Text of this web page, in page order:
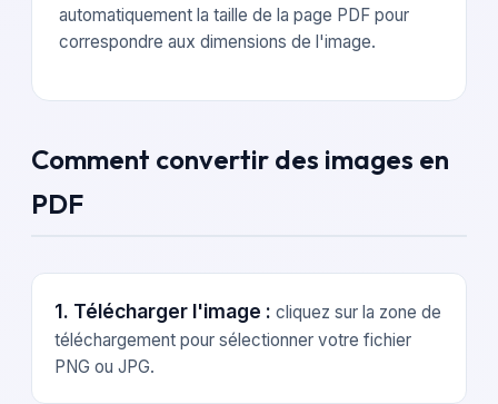
automatiquement la taille de la page PDF pour
correspondre aux dimensions de l'image.
Comment convertir des images en
PDF
1. Télécharger l'image : cliquez sur la zone de
téléchargement pour sélectionner votre fichier
PNG ou JPG.